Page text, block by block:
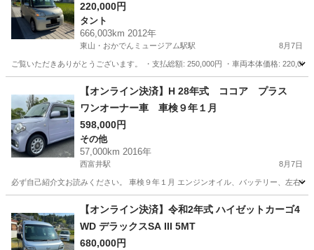
220,000円
タント
666,003km 2012年
東山・おかでんミュージアム駅駅 8月7日
ご覧いただきありがとうございます。 ・支払総額: 250,000円 ・車両本体価格:
東山・おかでんミュージアム駅駅
【オンライン決済】H 28年式 ココア プラス
ワンオーナー車 車検９年１月
598,000円
その他
57,000km 2016年
西富井駅 8月7日
必ず自己紹介文お読みください。 車検９年１月 エンジンオイル、バッテリー、左
西富井駅 その他 ココア
【オンライン決済】令和2年式 ハイゼットカーゴ4
WD デラックスSA III 5MT
680,000円